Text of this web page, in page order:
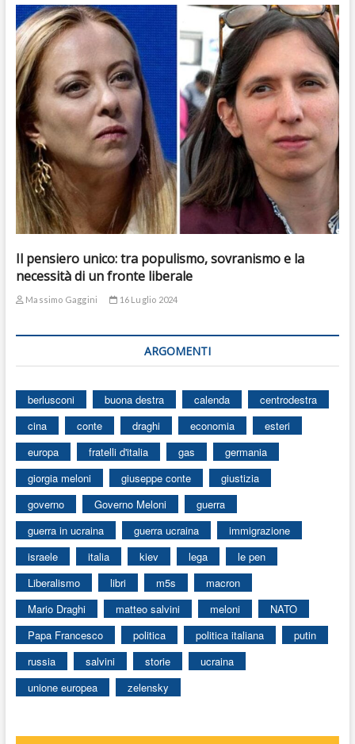
Il pensiero unico: tra populismo, sovranismo e la
necessità di un fronte liberale
Massimo Gaggini 16 Luglio 2024
ARGOMENTI
berlusconi buona destra calenda
centrodestra
cina
conte draghi economia
esteri
europa
fratelli d'italia gas
germania
giorgia meloni
giuseppe conte
giustizia
governo
Governo Meloni
guerra
guerra in ucraina
guerra ucraina
immigrazione
israele
italia kiev lega
le pen
Liberalismo
libri m5s
macron
Mario Draghi
matteo salvini meloni
NATO
Papa Francesco
politica politica italiana
putin
russia
salvini storie
ucraina
unione europea
zelensky